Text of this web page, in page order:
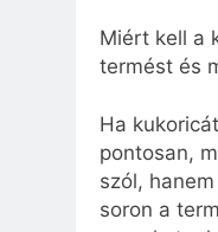
Miért kell a
termést és
Ha
pontosan,
szól,
soron a